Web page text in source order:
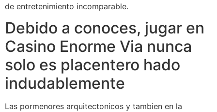
de entretenimiento incomparable.
Debido a conoces, jugar en
Casino Enorme Via nunca
solo es placentero hado
indudablemente
Las pormenores arquitectonicos y tambien en la